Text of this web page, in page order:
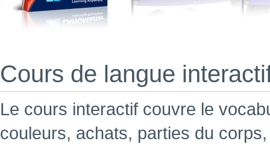
Cours de langue
Le cours interactif couvre le
couleurs, achats, parties du